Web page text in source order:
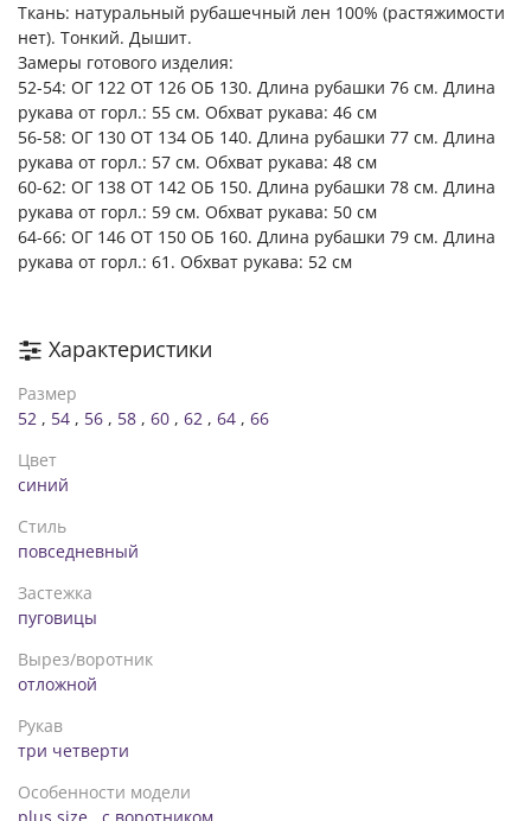
Ткань: натуральный рубашечный лен 100% (растяжимости
нет). Тонкий. Дышит.
Замеры готового изделия:
52-54: ОГ 122 ОТ 126 ОБ 130. Длина рубашки 76 см. Длина
рукава от горл.: 55 см. Обхват рукава: 46 см
56-58: ОГ 130 ОТ 134 ОБ 140. Длина рубашки 77 см. Длина
рукава от горл.: 57 см. Обхват рукава: 48 см
60-62: ОГ 138 ОТ 142 ОБ 150. Длина рубашки 78 см. Длина
рукава от горл.: 59 см. Обхват рукава: 50 см
64-66: ОГ 146 ОТ 150 ОБ 160. Длина рубашки 79 см. Длина
рукава от горл.: 61. Обхват рукава: 52 см
Характеристики
Размер
52 , 54 , 56 , 58 , 60 , 62 , 64 , 66
Цвет
синий
Стиль
повседневный
Застежка
пуговицы
Вырез/воротник
отложной
Рукав
три четверти
Особенности модели